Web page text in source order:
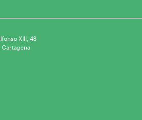
XIII, 48
Cartagena